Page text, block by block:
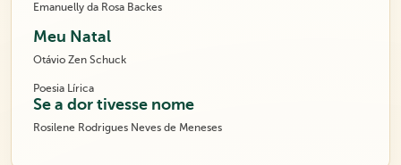
Emanuelly da Rosa Backes
Meu Natal
Otávio Zen Schuck
Poesia Lírica
Se a dor tivesse nome
Rosilene Rodrigues Neves de Meneses